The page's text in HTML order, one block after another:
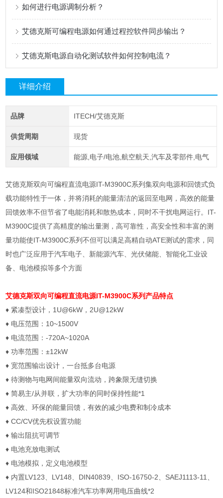
如何进行电源调制分析？
艾德克斯可编程电源如何通过程控软件同步输出？
艾德克斯电源自动化测试软件如何控制电流？
详细介绍
品牌 ITECH/艾德克斯
供货周期 现货
应用领域 能源,电子/电池,航空航天,汽车及零部件,电气
艾德克斯双向可编程直流电源IT-M3900C系列集双向电源和回馈式负
载功能特性于一体，并将消耗的能量清洁的返回至电网，高效的能量
回馈效率不但节省了电能消耗和散热成本，同时不干扰电网运行。IT-
M3900C提供了高精度的输出量测，高可靠性，高安全性和丰富的测
量功能使IT-M3900C系列不但可以满足高精自动ATE测试的需求，同
时也广泛应用于汽车电子、新能源汽车、光伏储能、智能化工业设
备、电池模拟等多个方面
艾德克斯双向可编程直流电源IT-M3900C系列产品特点
♦ 紧凑型设计， 1U@6kW ， 2U@12kW
♦ 电压范围： 10~1500V
♦ 电流范围：-720A~1020A
♦ 功率范围：±12kW
♦ 宽范围输出设计，一台抵多台电源
♦ 待测物与电网间能量双向流动，跨象限无缝切换
♦ 简易主/从并联，扩大功率的同时保持性能*1
♦ 高效、环保的能量回馈，有效的减少电费和制冷成本
♦ CC/CV优先权设置功能
♦ 输出阻抗可调节
♦ 电池充放电测试
♦ 电池模拟，定义电池模型
♦ 内置LV123 LV148 DIN40839 ISO-16750-2 SAEJ1113-11
LV124和ISO21848标准汽车功率网用电压曲线*2